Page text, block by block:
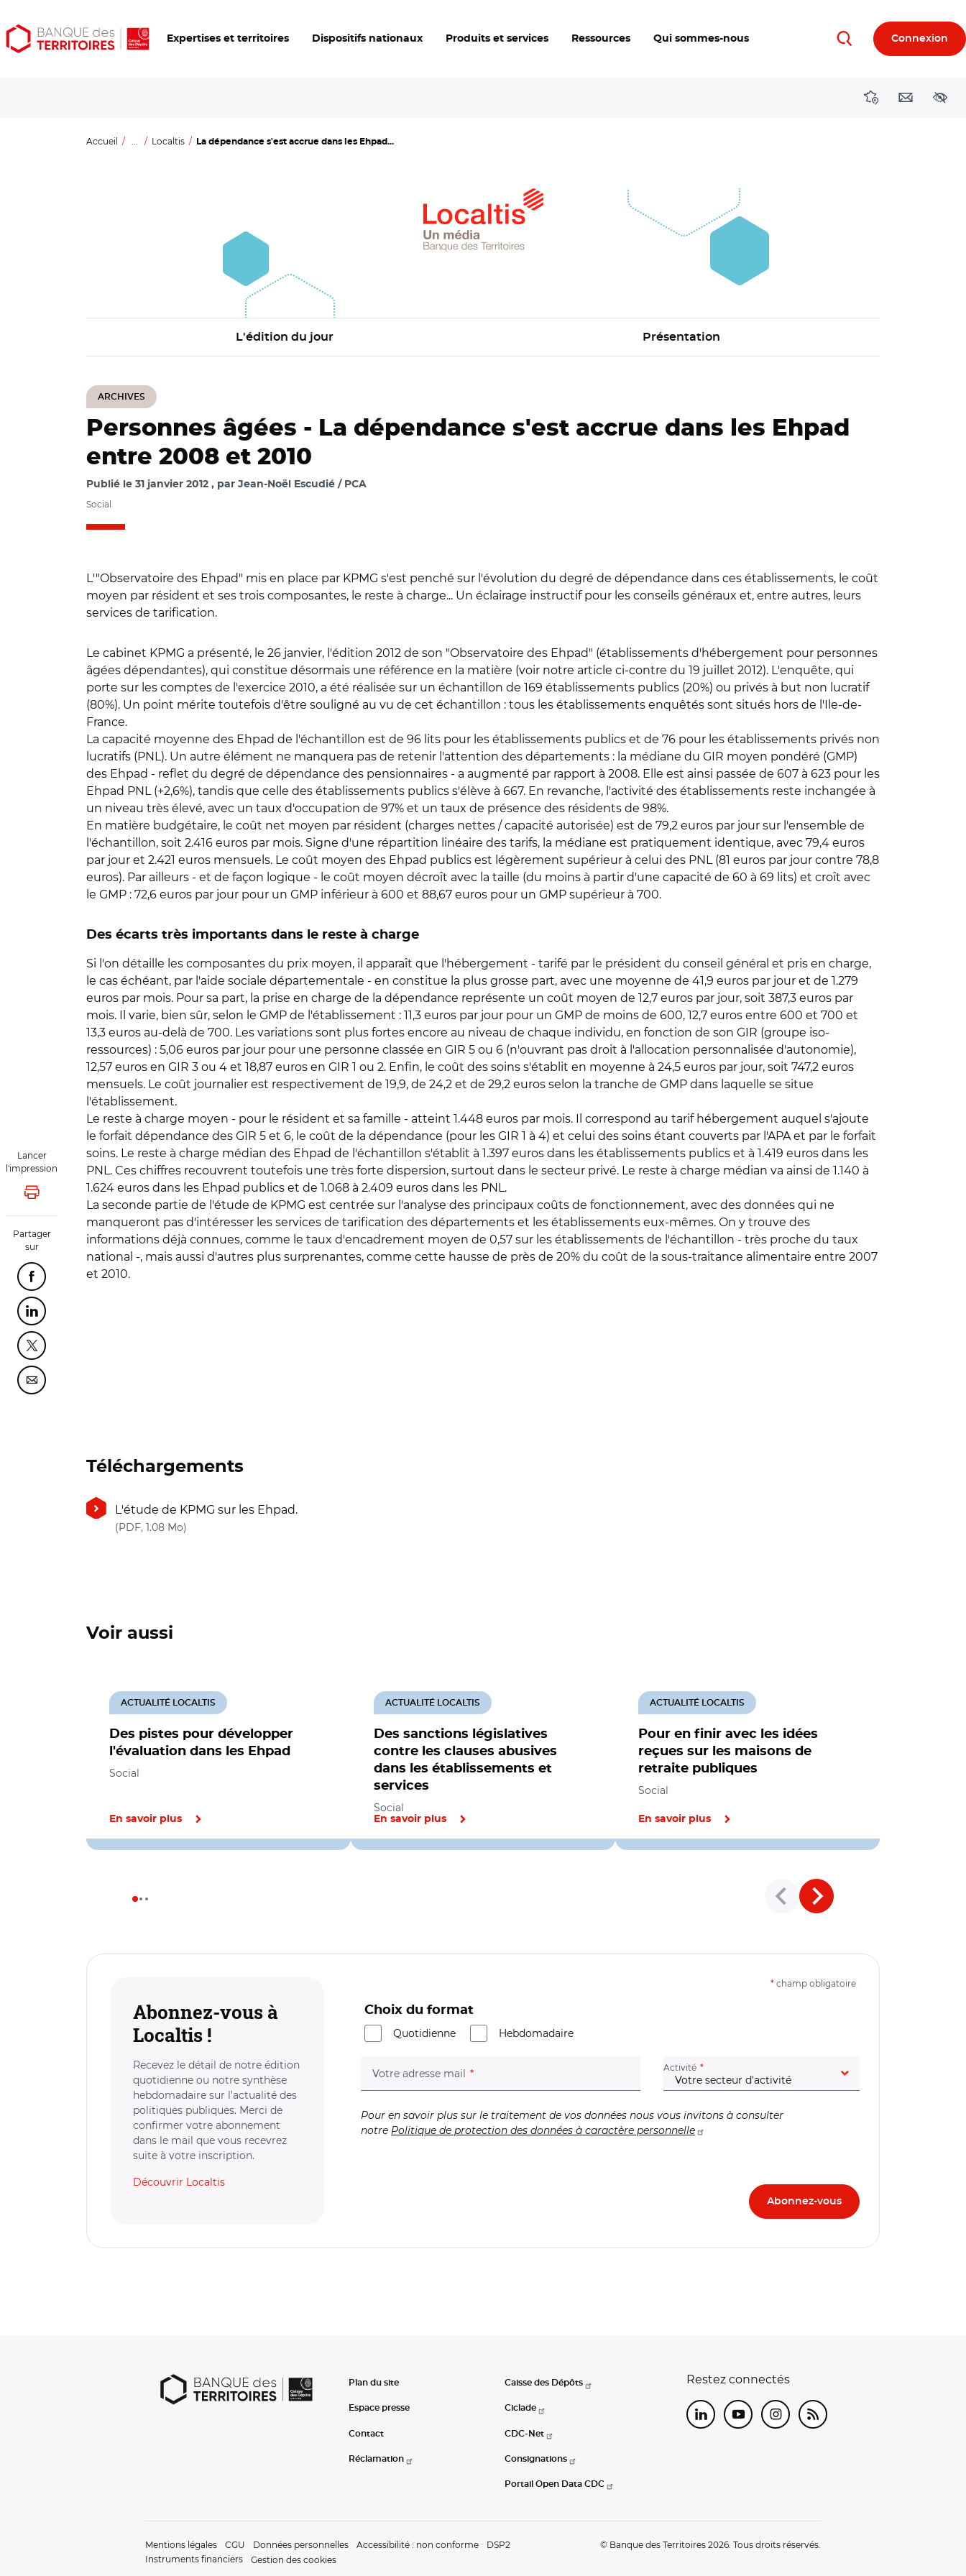
Aller
au
Aller
au
Ouvrir
les
Expertises et territoires Dispositifs nationaux Produits et services Ressources Qui sommes-nous RechercherConnexion
DirectionsContact
Accueil ... Localtis La dépendance s'est accrue dans les Ehpad...
L'édition du jour Présentation
ARCHIVES
Lancer
l'impression
Lancer l'impression
Partager
sur
Partager cette page sur Facebook
Partager cette page sur Linkedin
Partager cette page sur Twitter
Partager cette page sur Courriel
Personnes âgées - La dépendance s'est accrue dans les Ehpad
entre 2008 et 2010
Publié le 31 janvier 2012 par Jean-Noël Escudié / PCA
Social
L'"Observatoire des Ehpad" mis en place par KPMG s'est penché sur l'évolution du degré de dépendance dans ces établissements, le coût
moyen par résident et ses trois composantes, le reste à charge... Un éclairage instructif pour les conseils généraux et, entre autres, leurs
services de tarification.
Le cabinet KPMG a présenté, le 26 janvier, l'édition 2012 de son "Observatoire des Ehpad" (établissements d'hébergement pour personnes
âgées dépendantes), qui constitue désormais une référence en la matière (voir notre article ci-contre du 19 juillet 2012). L'enquête, qui
porte sur les comptes de l'exercice 2010, a été réalisée sur un échantillon de 169 établissements publics (20%) ou privés à but non lucratif
(80%). Un point mérite toutefois d'être souligné au vu de cet échantillon : tous les établissements enquêtés sont situés hors de l'Ile-de-
France.
La capacité moyenne des Ehpad de l'échantillon est de 96 lits pour les établissements publics et de 76 pour les établissements privés non
lucratifs (PNL). Un autre élément ne manquera pas de retenir l'attention des départements : la médiane du GIR moyen pondéré (GMP)
des Ehpad - reflet du degré de dépendance des pensionnaires - a augmenté par rapport à 2008. Elle est ainsi passée de 607 à 623 pour les
Ehpad PNL (+2,6%), tandis que celle des établissements publics s'élève à 667. En revanche, l'activité des établissements reste inchangée à
un niveau très élevé, avec un taux d'occupation de 97% et un taux de présence des résidents de 98%.
En matière budgétaire, le coût net moyen par résident (charges nettes / capacité autorisée) est de 79,2 euros par jour sur l'ensemble de
l'échantillon, soit 2.416 euros par mois. Signe d'une répartition linéaire des tarifs, la médiane est pratiquement identique, avec 79,4 euros
par jour et 2.421 euros mensuels. Le coût moyen des Ehpad publics est légèrement supérieur à celui des PNL (81 euros par jour contre 78,8
euros). Par ailleurs - et de façon logique - le coût moyen décroît avec la taille (du moins à partir d'une capacité de 60 à 69 lits) et croît avec
le GMP : 72,6 euros par jour pour un GMP inférieur à 600 et 88,67 euros pour un GMP supérieur à 700.
Des écarts très importants dans le reste à charge
Si l'on détaille les composantes du prix moyen, il apparaît que l'hébergement - tarifé par le président du conseil général et pris en charge,
le cas échéant, par l'aide sociale départementale - en constitue la plus grosse part, avec une moyenne de 41,9 euros par jour et de 1.279
euros par mois. Pour sa part, la prise en charge de la dépendance représente un coût moyen de 12,7 euros par jour, soit 387,3 euros par
mois. Il varie, bien sûr, selon le GMP de l'établissement : 11,3 euros par jour pour un GMP de moins de 600, 12,7 euros entre 600 et 700 et
13,3 euros au-delà de 700. Les variations sont plus fortes encore au niveau de chaque individu, en fonction de son GIR (groupe iso-
ressources) : 5,06 euros par jour pour une personne classée en GIR 5 ou 6 (n'ouvrant pas droit à l'allocation personnalisée d'autonomie),
12,57 euros en GIR 3 ou 4 et 18,87 euros en GIR 1 ou 2. Enfin, le coût des soins s'établit en moyenne à 24,5 euros par jour, soit 747,2 euros
mensuels. Le coût journalier est respectivement de 19,9, de 24,2 et de 29,2 euros selon la tranche de GMP dans laquelle se situe
l'établissement.
Le reste à charge moyen - pour le résident et sa famille - atteint 1.448 euros par mois. Il correspond au tarif hébergement auquel s'ajoute
le forfait dépendance des GIR 5 et 6, le coût de la dépendance (pour les GIR 1 à 4) et celui des soins étant couverts par l'APA et par le forfait
soins. Le reste à charge médian des Ehpad de l'échantillon s'établit à 1.397 euros dans les établissements publics et à 1.419 euros dans les
PNL. Ces chiffres recouvrent toutefois une très forte dispersion, surtout dans le secteur privé. Le reste à charge médian va ainsi de 1.140 à
1.624 euros dans les Ehpad publics et de 1.068 à 2.409 euros dans les PNL.
La seconde partie de l'étude de KPMG est centrée sur l'analyse des principaux coûts de fonctionnement, avec des données qui ne
manqueront pas d'intéresser les services de tarification des départements et les établissements eux-mêmes. On y trouve des
informations déjà connues, comme le taux d'encadrement moyen de 0,57 sur les établissements de l'échantillon - très proche du taux
national -, mais aussi d'autres plus surprenantes, comme cette hausse de près de 20% du coût de la sous-traitance alimentaire entre 2007
et 2010.
Téléchargements
L'étude de KPMG sur les Ehpad.
(PDF, 1.08 Mo)
Voir aussi
Des pistes pour développer
l'évaluation dans les Ehpad
ACTUALITÉ LOCALTIS
Social
En savoir plus
Des sanctions législatives
contre les clauses abusives
dans les établissements et
services
ACTUALITÉ LOCALTIS
Social
En savoir plus
Pour en finir avec les idées
reçues sur les maisons de
retraite publiques
ACTUALITÉ LOCALTIS
Social
En savoir plus
Abonnez-vous à
Localtis !
Recevez le détail de notre édition
quotidienne ou notre synthèse
hebdomadaire sur l’actualité des
politiques publiques. Merci de
confirmer votre abonnement
dans le mail que vous recevrez
suite à votre inscription.
Découvrir Localtis
* champ obligatoire
Choix du format
Quotidienne
Hebdomadaire
Votre adresse mail (champ obligatoire) Activité (champ obligatoire)
Pour en savoir plus sur le traitement de vos données nous vous invitons à consulter
notre Politique de protection des données à caractère personnelle
Plan du site
Espace presse
Contact
Réclamation
Caisse des Dépôts
Ciclade
CDC-Net
Consignations
Portail Open Data CDC
Restez connectés
LinkedInYoutubeInstagram
RSS
Mentions légales CGU Données personnelles Accessibilité : non conforme
DSP2
Instruments financiers
Gestion des cookies
© Banque des Territoires 2026. Tous droits réservés.